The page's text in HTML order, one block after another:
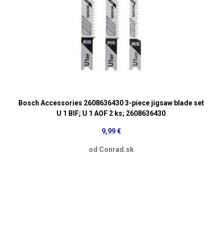
Bosch Accessories 2608636430 3-piece jigsaw blade set
U 1 BIF; U 1 AOF 2 ks; 2608636430
9,99 €
od Conrad.sk